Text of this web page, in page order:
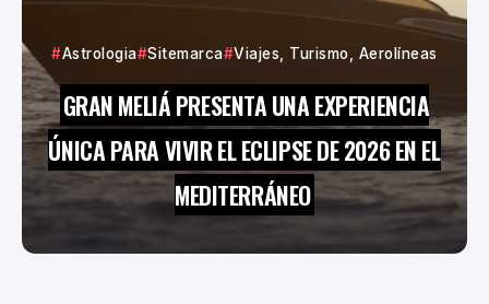
Astrologia Sitemarca Viajes, Turismo, Aerolíneas
GRAN MELIÁ PRESENTA UNA EXPERIENCIA
ÚNICA PARA VIVIR EL ECLIPSE DE 2026 EN EL
MEDITERRÁNEO